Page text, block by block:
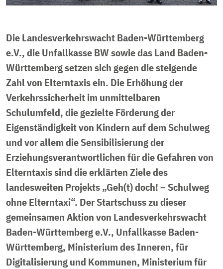
Die Landesverkehrswacht Baden-Württemberg
e.V., die Unfallkasse BW sowie das Land Baden-
Württemberg setzen sich gegen die steigende
Zahl von Elterntaxis ein. Die Erhöhung der
Verkehrssicherheit im unmittelbaren
Schulumfeld, die gezielte Förderung der
Eigenständigkeit von Kindern auf dem Schulweg
und vor allem die Sensibilisierung der
Erziehungsverantwortlichen für die Gefahren von
Elterntaxis sind die erklärten Ziele des
landesweiten Projekts „Geh(t) doch! – Schulweg
ohne Elterntaxi“. Der Startschuss zu dieser
gemeinsamen Aktion von Landesverkehrswacht
Baden-Württemberg e.V., Unfallkasse Baden-
Württemberg, Ministerium des Inneren, für
Digitalisierung und Kommunen, Ministerium für